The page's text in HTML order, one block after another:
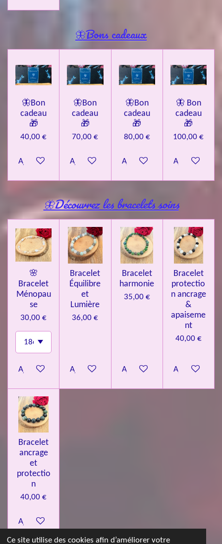
Ce site utilise des cookies afin d’améliorer votre
🦋Bons cadeaux
🦋Bon
cadeau
🎁
40,00 €
Ajouter au panier
🦋Bon
cadeau
🎁
70,00 €
Ajouter au panier
🦋Bon
cadeau
🎁
80,00 €
Ajouter au panier
🦋 Bon
cadeau
🎁
100,00 €
Ajouter au
🦋Découvrez les bracelets soins
🌸
Bracelet
Ménopau
se
30,00 €
Ajouter au panier
Bracelet
Équilibre
et
Lumière
36,00 €
Ajouter au panier
Bracelet
harmonie
35,00 €
Ajouter au panier
Bracelet
protectio
n ancrage
&
apaiseme
nt
40,00 €
Ajouter au
Bracelet
ancrage
et
protectio
n
40,00 €
Ajouter au panier